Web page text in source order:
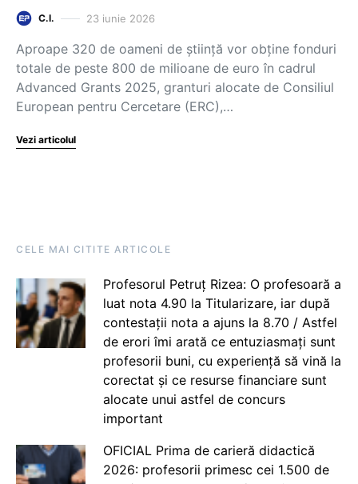
C.I. 23 iunie 2026
Aproape 320 de oameni de știință vor obține fonduri
totale de peste 800 de milioane de euro în cadrul
Advanced Grants 2025, granturi alocate de Consiliul
European pentru Cercetare (ERC),…
Vezi articolul
CELE MAI CITITE ARTICOLE
Profesorul Petruț Rizea: O profesoară a
luat nota 4.90 la Titularizare, iar după
contestații nota a ajuns la 8.70 / Astfel
de erori îmi arată ce entuziasmați sunt
profesorii buni, cu experiență să vină la
corectat și ce resurse financiare sunt
alocate unui astfel de concurs
important
OFICIAL Prima de carieră didactică
2026: profesorii primesc cei 1.500 de